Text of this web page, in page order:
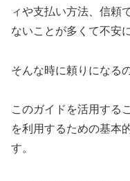
ィや支払い方法、信頼
ないことが多くて不安
そんな時に頼りになる
このガイドを活用する
を利用するための基本
す。